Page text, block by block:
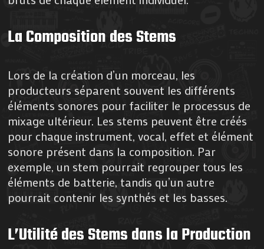
La Composition des Stems
Lors de la création d’un morceau, les
producteurs séparent souvent les différents
éléments sonores pour faciliter le processus de
mixage ultérieur. Les stems peuvent être créés
pour chaque instrument, vocal, effet et élément
sonore présent dans la composition. Par
exemple, un stem pourrait regrouper tous les
éléments de batterie, tandis qu’un autre
pourrait contenir les synthés et les basses.
L’Utilité des Stems dans la Production